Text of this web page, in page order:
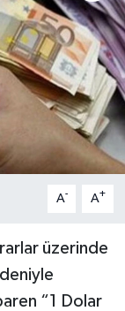
A- A+
üzerinde
“1 Dolar